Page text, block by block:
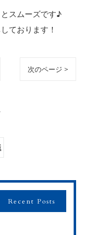
スムーズです♪
ております！
次のページ >
Recent Posts